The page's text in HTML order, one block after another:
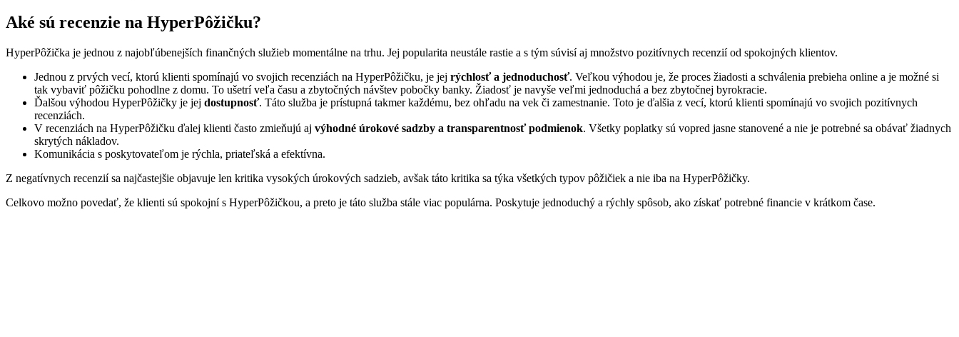
Aké sú recenzie na HyperPôžičku?
HyperPôžička je jednou z najobľúbenejších finančných služieb momentálne na trhu. Jej popularita neustále rastie a s tým súvisí aj množstvo pozitívnych recenzií od spokojných klientov.
Jednou z prvých vecí, ktorú klienti spomínajú vo svojich recenziách na HyperPôžičku, je jej rýchlosť a jednoduchosť. Veľkou výhodou je, že proces žiadosti a schválenia prebieha online a je možné si
tak vybaviť pôžičku pohodlne z domu. To ušetrí veľa času a zbytočných návštev pobočky banky. Žiadosť je navyše veľmi jednoduchá a bez zbytočnej byrokracie.
Ďalšou výhodou HyperPôžičky je jej dostupnosť. Táto služba je prístupná takmer každému, bez ohľadu na vek či zamestnanie. Toto je ďalšia z vecí, ktorú klienti spomínajú vo svojich pozitívnych
recenziách.
V recenziách na HyperPôžičku ďalej klienti často zmieňujú aj výhodné úrokové sadzby a transparentnosť podmienok. Všetky poplatky sú vopred jasne stanovené a nie je potrebné sa obávať žiadnych
skrytých nákladov.
Komunikácia s poskytovateľom je rýchla, priateľská a efektívna.
Z negatívnych recenzií sa najčastejšie objavuje len kritika vysokých úrokových sadzieb, avšak táto kritika sa týka všetkých typov pôžičiek a nie iba na HyperPôžičky.
Celkovo možno povedať, že klienti sú spokojní s HyperPôžičkou, a preto je táto služba stále viac populárna. Poskytuje jednoduchý a rýchly spôsob, ako získať potrebné financie v krátkom čase.